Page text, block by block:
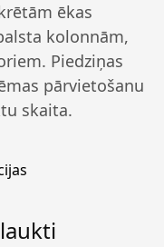
ēkas
kolonnām,
Piedziņas
pārvietošanu
skaita.